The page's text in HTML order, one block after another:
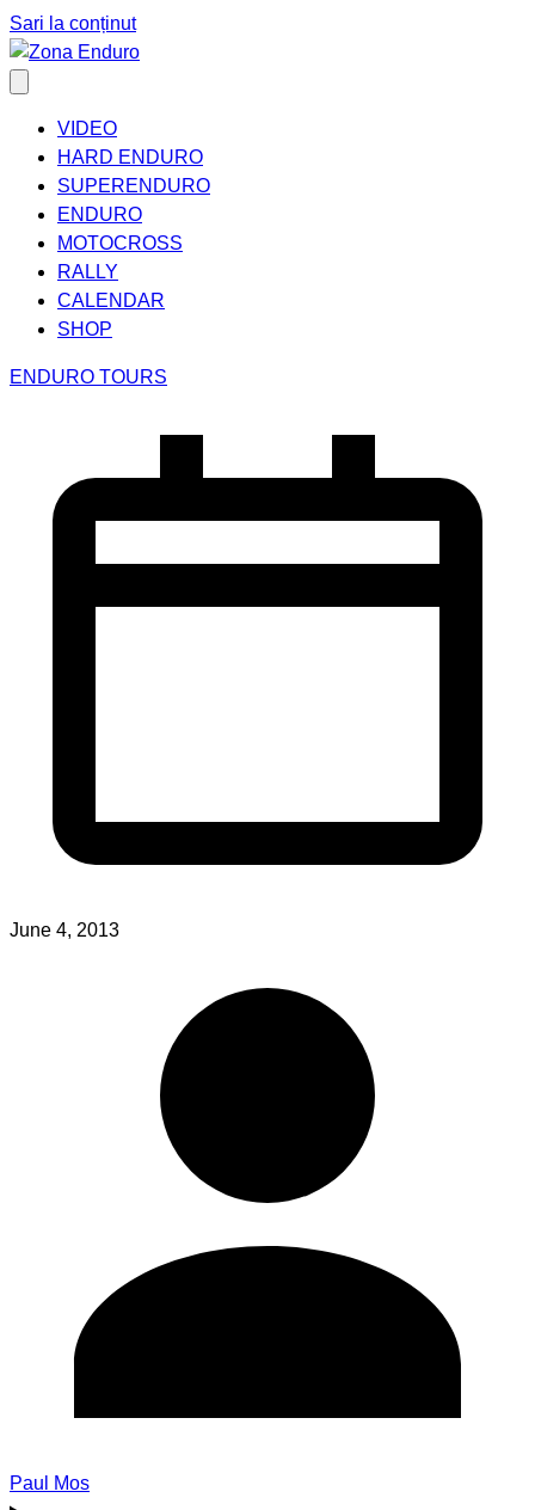
Sari la conținut
VIDEO
HARD ENDURO
SUPERENDURO
ENDURO
MOTOCROSS
RALLY
CALENDAR
SHOP
ENDURO TOURS
June 4, 2013
Paul Mos